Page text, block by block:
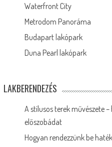
Waterfront City
Metrodom Panoráma
Budapart lakópark
Duna Pearl lakópark
LAKBERENDEZÉS
A stílusos terek művészete
előszobádat
Hogyan rendezzünk be